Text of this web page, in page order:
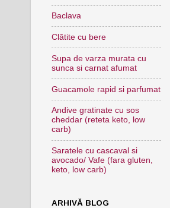
Baclava
Clătite cu bere
Supa de varza murata cu
sunca si carnat afumat
Guacamole rapid si parfumat
Andive gratinate cu sos
cheddar (reteta keto, low
carb)
Saratele cu cascaval si
avocado/ Vafe (fara gluten,
keto, low carb)
ARHIVĂ BLOG